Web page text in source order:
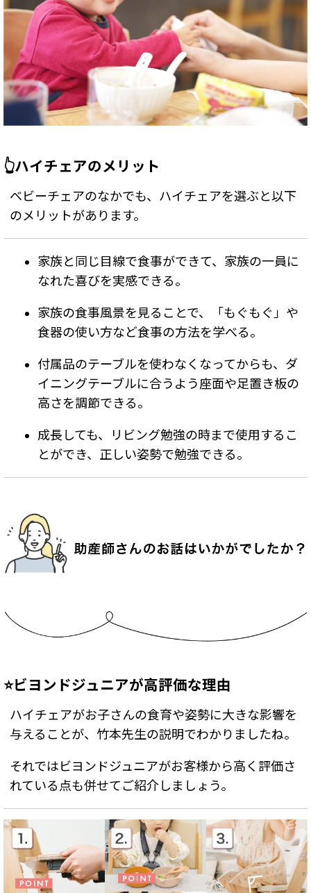
👆ハイチェアのメリット
ベビーチェアのなかでも、ハイチェアを選ぶと以下
のメリットがあります。
家族と同じ目線で食事ができて、家族の一員に
なれた喜びを実感できる。
家族の食事風景を見ることで、「もぐもぐ」や
食器の使い方など食事の方法を学べる。
付属品のテーブルを使わなくなってからも、ダ
イニングテーブルに合うよう座面や足置き板の
高さを調節できる。
成長しても、リビング勉強の時まで使用するこ
とができ、正しい姿勢で勉強できる。
⭐ビヨンドジュニアが高評価な理由
ハイチェアがお子さんの食育や姿勢に大きな影響を
与えることが、竹本先生の説明でわかりましたね。
それではビヨンドジュニアがお客様から高く評価さ
れている点も併せてご紹介しましょう。